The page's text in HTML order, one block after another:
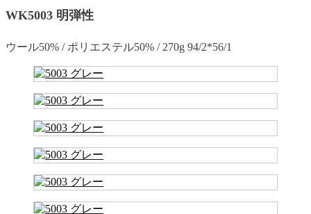
WK5003 明弾性
ウール50% / ポリエステル50% / 270g 94/2*56/1